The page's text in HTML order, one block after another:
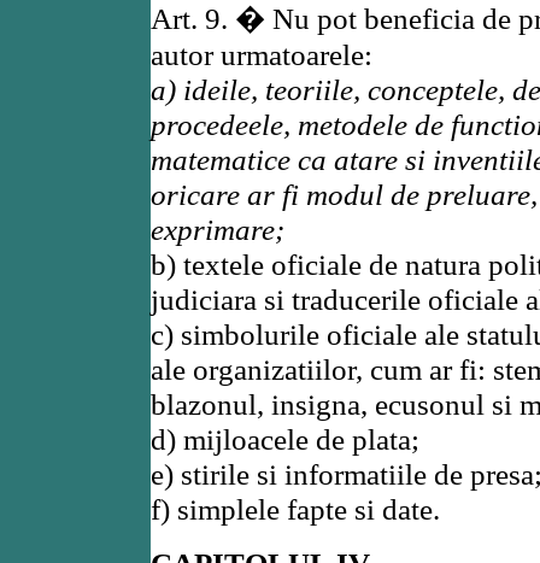
Art. 9. � Nu pot beneficia de
autor urmatoarele:
a) ideile, teoriile, conceptele,
procedeele, metodele de
matematice ca atare si
oricare ar fi modul de
exprimare;
b) textele oficiale de natura
judiciara si traducerile oficiale
c) simbolurile oficiale ale
ale organizatiilor, cum ar fi:
blazonul, insigna, ecusonul si
d) mijloacele de plata;
e) stirile si informatiile de
f) simplele fapte si date.